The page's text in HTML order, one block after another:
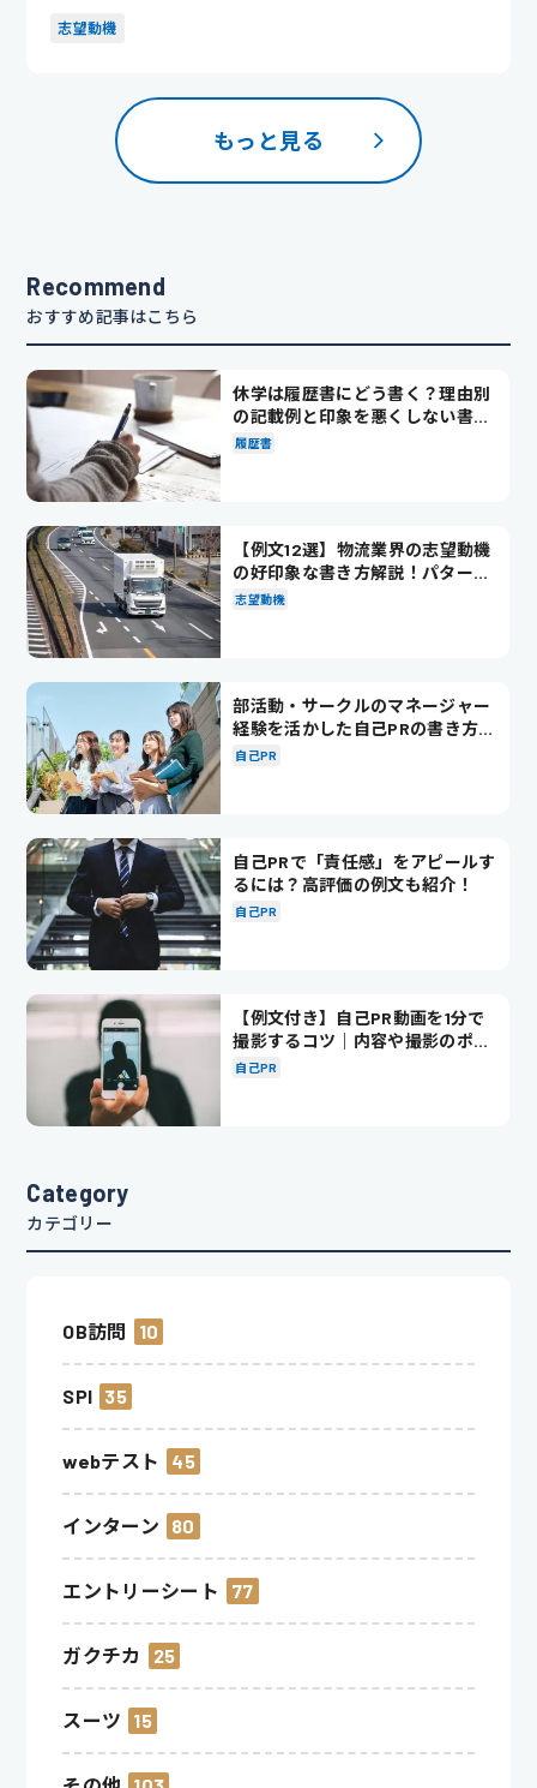
ない人でも、...
志望動機
もっと見る
Recommend
おすすめ記事はこちら
休学は履歴書にどう書く？理由別
の記載例と印象を悪くしない書き
方を解説
履歴書
【例文12選】物流業界の志望動機
の好印象な書き方解説！パターン
別の例文も紹介
志望動機
部活動・サークルのマネージャー
経験を活かした自己PRの書き方を
徹底解説！
自己PR
自己PRで「責任感」をアピールす
るには？高評価の例文も紹介！
自己PR
【例文付き】自己PR動画を1分で
撮影するコツ｜内容や撮影のポイ
ントも解説
自己PR
Category
カテゴリー
OB訪問 10
SPI 35
webテスト 45
インターン 80
エントリーシート 77
ガクチカ 25
スーツ 15